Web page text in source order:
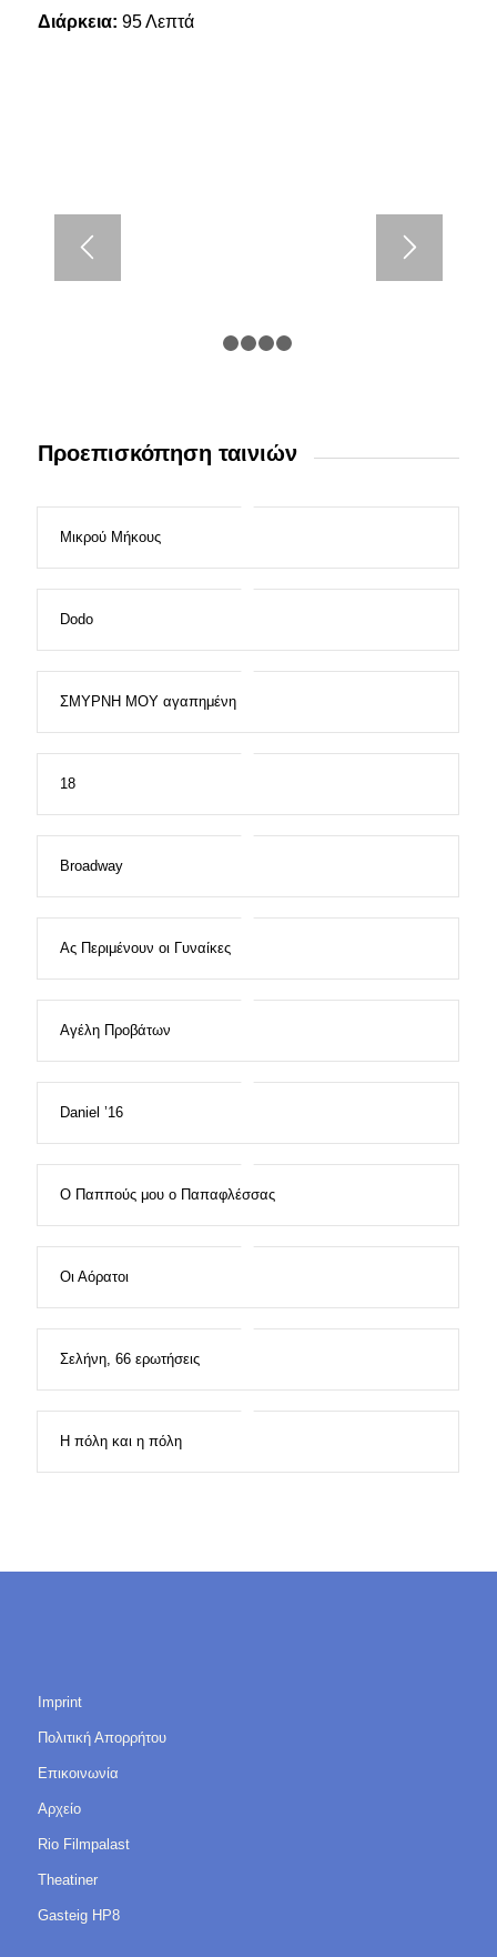
Διάρκεια: 95 Λεπτά
Προεπισκόπηση ταινιών
Μικρού Μήκους
Dodo
ΣΜΥΡΝΗ ΜΟΥ αγαπημένη
18
Broadway
Ας Περιμένουν οι Γυναίκες
Αγέλη Προβάτων
Daniel ’16
Ο Παππούς μου ο Παπαφλέσσας
Οι Αόρατοι
Σελήνη, 66 ερωτήσεις
Η πόλη και η πόλη
Imprint
Πολιτική Απορρήτου
Επικοινωνία
Αρχείο
Rio Filmpalast
Theatiner
Gasteig HP8